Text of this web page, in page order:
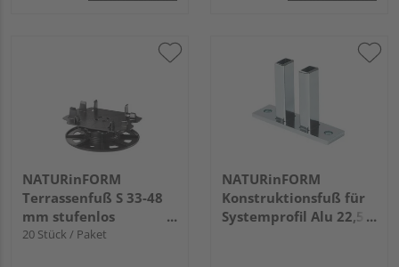
NATURinFORM
Terrassenfuß S 33-48
mm stufenlos
verstellbar,
20 Stück / Paket
NATURinFORM
Konstruktionsfuß für
Systemprofil Alu 22,5